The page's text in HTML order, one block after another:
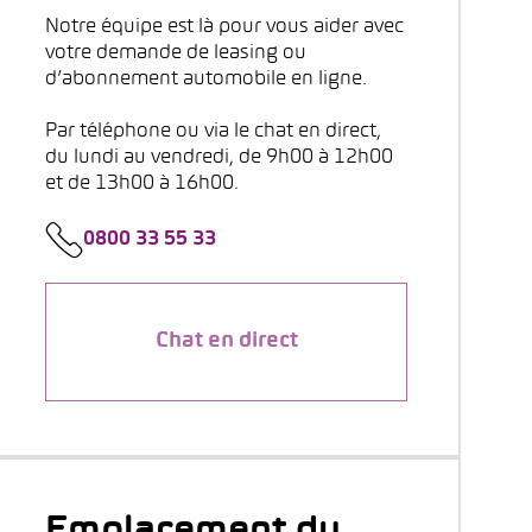
Notre équipe est là pour vous aider avec
votre demande de leasing ou
d’abonnement automobile en ligne.
Par téléphone ou via le chat en direct,
du lundi au vendredi, de 9h00 à 12h00
et de 13h00 à 16h00.
0800 33 55 33
Chat en direct